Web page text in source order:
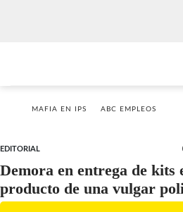
MAFIA EN IPS ABC EMPLEOS
EDITORIAL
Demora en entrega de kits
producto de una vulgar